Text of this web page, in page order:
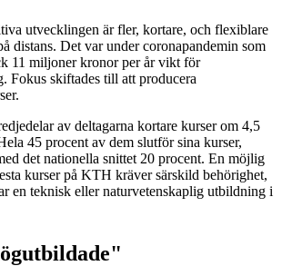
utvecklingen är fler, kortare, och flexiblare
distans. Det var under coronapandemin som
11 miljoner kronor per år vikt för
Fokus skiftades till att producera
av deltagarna kortare kurser om 4,5
45 procent av dem slutför sina kurser,
det nationella snittet 20 procent. En möjlig
kurser på KTH kräver särskild behörighet,
en teknisk eller naturvetenskaplig utbildning i